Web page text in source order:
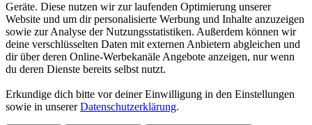
Geräte. Diese nutzen wir zur laufenden Optimierung unserer
Website und um dir personalisierte Werbung und Inhalte anzuzeigen
sowie zur Analyse der Nutzungsstatistiken. Außerdem können wir
deine verschlüsselten Daten mit externen Anbietern abgleichen und
dir über deren Online-Werbekanäle Angebote anzeigen, nur wenn
du deren Dienste bereits selbst nutzt.
Erkundige dich bitte vor deiner Einwilligung in den Einstellungen
sowie in unsererDatenschutzerklärung.